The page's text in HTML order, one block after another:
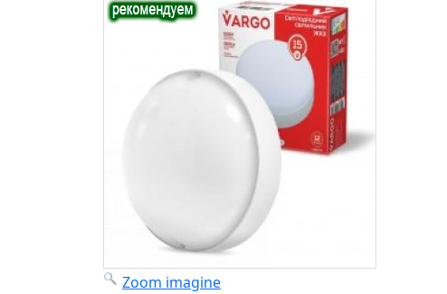
Zoom imagine